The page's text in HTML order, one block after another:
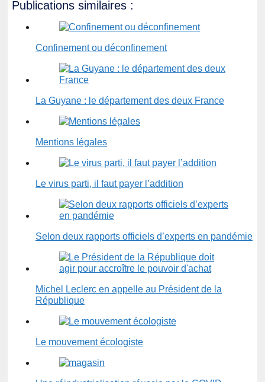
Publications similaires :
Confinement ou déconfinement
La Guyane : le département des deux France
Mentions légales
Le virus parti, il faut payer l’addition
Selon deux rapports officiels d’experts en pandémie
Michel Leclerc en appelle au Président de la
République
Le mouvement écologiste